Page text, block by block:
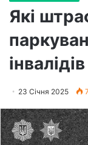
Які
23 Січня 2025